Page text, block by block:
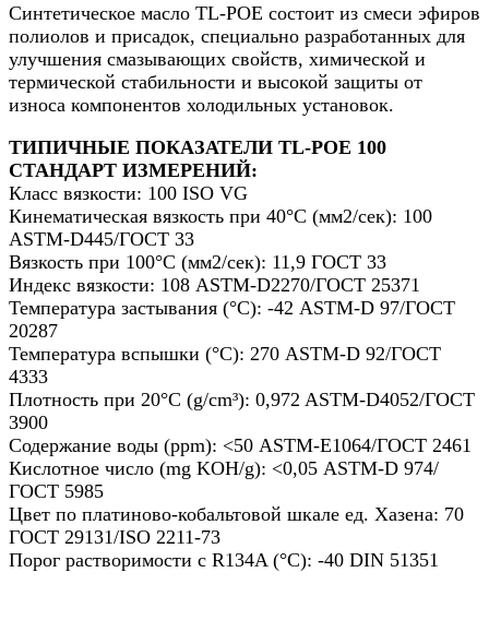
Синтетическое масло TL-POE состоит из смеси эфиров
полиолов и присадок, специально разработанных для
улучшения смазывающих свойств, химической и
термической стабильности и высокой защиты от
износа компонентов холодильных установок.
ТИПИЧНЫЕ ПОКАЗАТЕЛИ TL-POE 100
СТАНДАРТ ИЗМЕРЕНИЙ:
Класс вязкости: 100 ISO VG
Кинематическая вязкость при 40°C (мм2/сек): 100
ASTM-D445/ГОСТ 33
Вязкость при 100°C (мм2/сек): 11,9 ГОСТ 33
Индекс вязкости: 108 ASTM-D2270/ГОСТ 25371
Температура застывания (°C): -42 ASTM-D 97/ГОСТ
20287
Температура вспышки (°C): 270 ASTM-D 92/ГОСТ
4333
Плотность при 20°C (g/cm³): 0,972 ASTM-D4052/ГОСТ
3900
Содержание воды (ppm): <50 ASTM-E1064/ГОСТ 2461
Кислотное число (mg KOH/g): <0,05 ASTM-D 974/
ГОСТ 5985
Цвет по платиново-кобальтовой шкале ед. Хазена: 70
ГОСТ 29131/ISO 2211-73
Порог растворимости с R134A (°C): -40 DIN 51351